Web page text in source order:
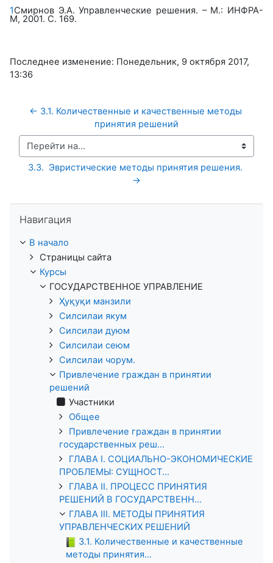
1Смирнов Э.А. Управленческие решения. – М.: ИНФРА-
М, 2001. С. 169.
Последнее изменение: Понедельник, 9 октября 2017,
13:36
← 3.1. Количественные и качественные методы
принятия решений
Перейти на...
3.3.  Эвристические методы принятия решения.
→
Навигация
В начало
Страницы сайта
Курсы
ГОСУДАРСТВЕННОЕ УПРАВЛЕНИЕ
Ҳуқуқи манзили
Силсилаи якум
Силсилаи дуюм
Силсилаи сеюм
Силсилаи чорум.
Привлечение граждан в принятии
решений
Участники
Общее
Привлечение граждан в принятии
государственных реш...
ГЛАВА I. СОЦИАЛЬНО-ЭКОНОМИЧЕСКИЕ
ПРОБЛЕМЫ: СУЩНОСТ...
ГЛАВА II. ПРОЦЕСС ПРИНЯТИЯ
РЕШЕНИЙ В ГОСУДАРСТВЕНН...
ГЛАВА III. МЕТОДЫ ПРИНЯТИЯ
УПРАВЛЕНЧЕСКИХ РЕШЕНИЙ
3.1. Количественные и качественные
методы принятия...